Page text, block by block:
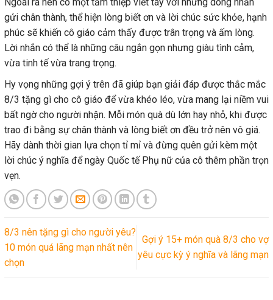
gửi chân thành, thể hiện lòng biết ơn và lời chúc sức khỏe, hạnh
phúc sẽ khiến cô giáo cảm thấy được trân trọng và ấm lòng.
Lời nhắn có thể là những câu ngắn gọn nhưng giàu tình cảm,
vừa tinh tế vừa trang trọng.
Hy vọng những gợi ý trên đã giúp bạn giải đáp được thắc mắc
8/3 tặng gì cho cô giáo để vừa khéo léo, vừa mang lại niềm vui
bất ngờ cho người nhận. Mỗi món quà dù lớn hay nhỏ, khi được
trao đi bằng sự chân thành và lòng biết ơn đều trở nên vô giá.
Hãy dành thời gian lựa chọn tỉ mỉ và đừng quên gửi kèm một
lời chúc ý nghĩa để ngày Quốc tế Phụ nữ của cô thêm phần trọn
vẹn.
8/3 nên tặng gì cho người yêu?
10 món quá lãng mạn nhất nên
chọn
Gợi ý 15+ món quà 8/3 cho vợ
yêu cực kỳ ý nghĩa và lãng mạn